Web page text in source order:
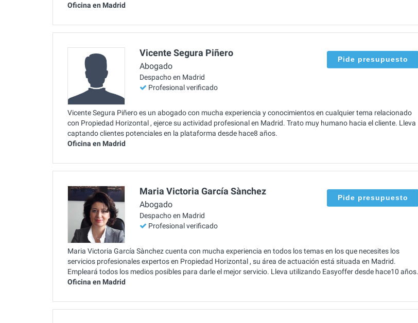
Oficina en Madrid
Vicente Segura Piñero
Abogado
Despacho en Madrid
Profesional verificado
Pide presupuesto
Vicente Segura Piñero es un abogado con mucha experiencia y conocimientos en cualquier tema relacionado
con Propiedad Horizontal , ejerce su actividad profesional en Madrid. Trato muy humano hacia el cliente. Lleva
captando clientes potenciales en la plataforma desde hace8 años.
Oficina en Madrid
Maria Victoria García Sànchez
Abogado
Despacho en Madrid
Profesional verificado
Pide presupuesto
Maria Victoria García Sànchez cuenta con mucha experiencia en todos los temas en los que necesites los
servicios profesionales expertos en Propiedad Horizontal , su área de actuación está situada en Madrid.
Empleará todos los medios posibles para darle el mejor servicio. Lleva utilizando Easyoffer desde hace10 años.
Oficina en Madrid